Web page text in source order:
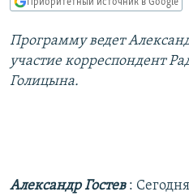
Вернутся
главной
навигации
Вернутся
МНЕНИЯ
КУЛЬТУРА
IDEL.РЕАЛИИ
РАСПИСАНИЕ ВЕЩАНИЯ
Программу ведет
участие корреспондент
Голицына.
Александр Гостев :